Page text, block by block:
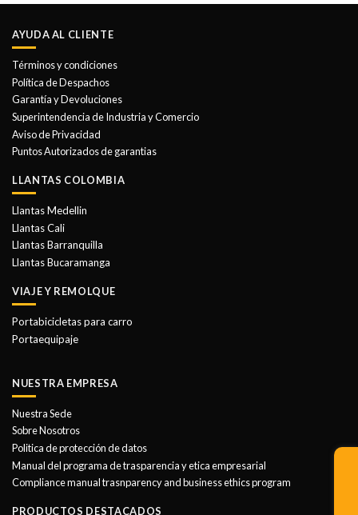
AYUDA AL CLIENTE
Términos y condiciones
Política de Despachos
Garantía y Devoluciones
Superintendencia de Industria y Comercio
Aviso de Privacidad
Puntos Autorizados de garantias
LLANTAS COLOMBIA
Llantas Medellin
Llantas Cali
Llantas Barranquilla
Llantas Bucaramanga
VIAJE Y REMOLQUE
Portabicicletas para carro
Portaequipaje
NUESTRA EMPRESA
Nuestra Sede
Sobre Nosotros
Politica de protección de datos
Manual del programa de trasparencia y etica empresarial
Compliance manual trasnparency and business ethics program
PRODUCTOS DESTACADOS